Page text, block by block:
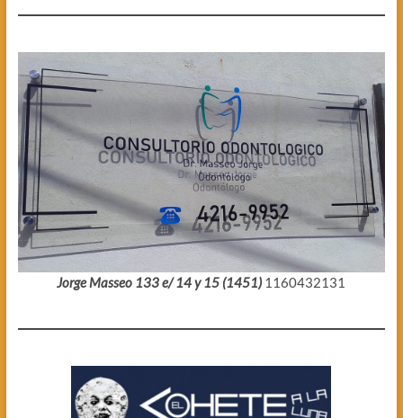
Jorge Masseo 133 e/ 14 y 15 (1451) 1160432131